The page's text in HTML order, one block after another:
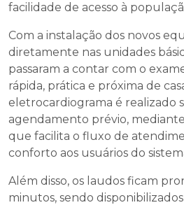
facilidade de acesso à
Com a instalação dos novos
diretamente nas unidades
passaram a contar com o
rápida, prática e próxima de
eletrocardiograma é realizado
agendamento prévio,
que facilita o fluxo de
conforto aos usuários do
Além disso, os laudos ficam
minutos, sendo